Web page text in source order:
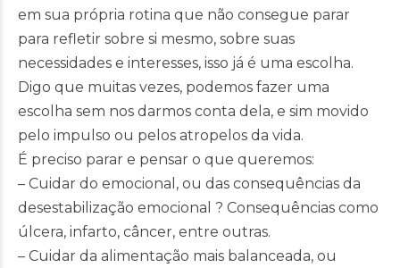
em sua própria rotina que não consegue parar
para refletir sobre si mesmo, sobre suas
necessidades e interesses, isso já é uma escolha.
Digo que muitas vezes, podemos fazer uma
escolha sem nos darmos conta dela, e sim movido
pelo impulso ou pelos atropelos da vida.
É preciso parar e pensar o que queremos:
– Cuidar do emocional, ou das consequências da
desestabilização emocional ? Consequências como
úlcera, infarto, câncer, entre outras.
– Cuidar da alimentação mais balanceada, ou